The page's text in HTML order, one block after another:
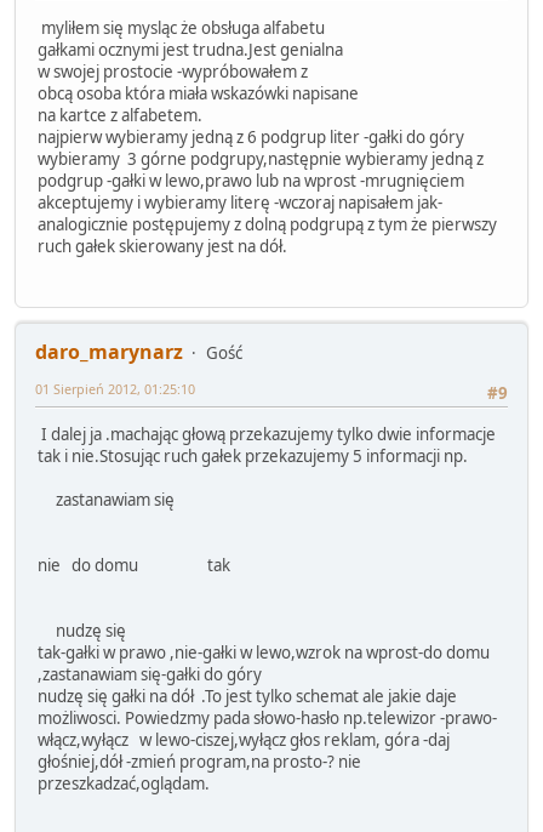
myliłem się mysląc że obsługa alfabetu
gałkami ocznymi jest trudna.Jest genialna
w swojej prostocie -wypróbowałem z
obcą osoba która miała wskazówki napisane
na kartce z alfabetem.
najpierw wybieramy jedną z 6 podgrup liter -gałki do góry
wybieramy 3 górne podgrupy,następnie wybieramy jedną z
podgrup -gałki w lewo,prawo lub na wprost -mrugnięciem
akceptujemy i wybieramy literę -wczoraj napisałem jak-
analogicznie postępujemy z dolną podgrupą z tym że pierwszy
ruch gałek skierowany jest na dół.
daro_marynarz
Gość
#9
01 Sierpień 2012, 01:25:10
I dalej ja .machając głową przekazujemy tylko dwie informacje
tak i nie.Stosując ruch gałek przekazujemy 5 informacji np.
zastanawiam się
nie do domu tak
nudzę się
tak-gałki w prawo ,nie-gałki w lewo,wzrok na wprost-do domu
,zastanawiam się-gałki do góry
nudzę się gałki na dół .To jest tylko schemat ale jakie daje
możliwosci. Powiedzmy pada słowo-hasło np.telewizor -prawo-
włącz,wyłącz w lewo-ciszej,wyłącz głos reklam, góra -daj
głośniej,dół -zmień program,na prosto-? nie
przeszkadzać,oglądam.